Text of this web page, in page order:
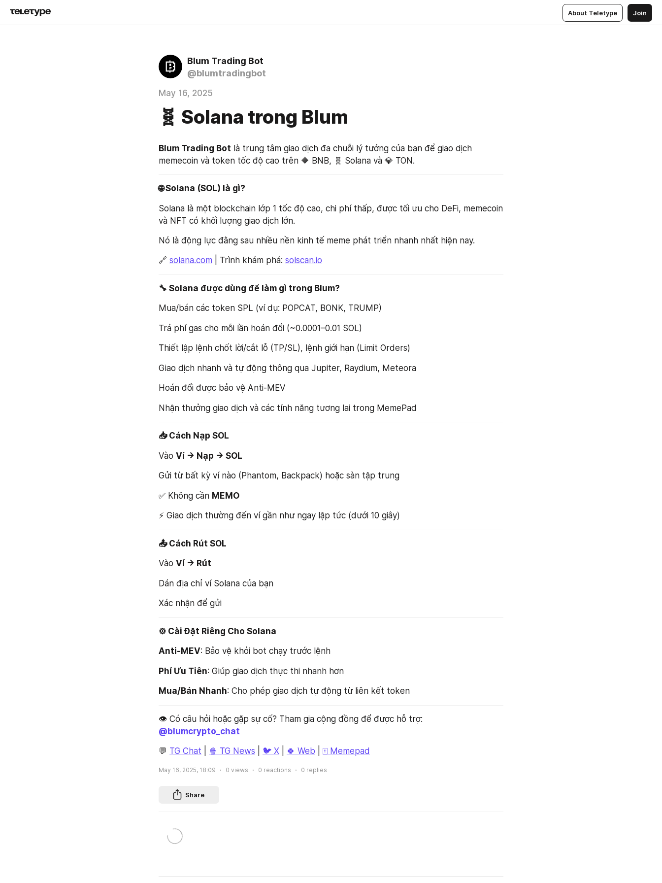
About Teletype Join
Blum Trading Bot
@blumtradingbot
May 16, 2025
🧬 Solana trong Blum
Blum Trading Bot là trung tâm giao dịch đa chuỗi lý tưởng của bạn để giao dịch
memecoin và token tốc độ cao trên 🔶 BNB, 🧬 Solana và 💎 TON.
🌐 Solana (SOL) là gì?
Solana là một blockchain lớp 1 tốc độ cao, chi phí thấp, được tối ưu cho DeFi, memecoin
và NFT có khối lượng giao dịch lớn.
Nó là động lực đằng sau nhiều nền kinh tế meme phát triển nhanh nhất hiện nay.
🔗 solana.com | Trình khám phá: solscan.io
🔧 Solana được dùng để làm gì trong Blum?
Mua/bán các token SPL (ví dụ: POPCAT, BONK, TRUMP)
Trả phí gas cho mỗi lần hoán đổi (~0.0001–0.01 SOL)
Thiết lập lệnh chốt lời/cắt lỗ (TP/SL), lệnh giới hạn (Limit Orders)
Giao dịch nhanh và tự động thông qua Jupiter, Raydium, Meteora
Hoán đổi được bảo vệ Anti-MEV
Nhận thưởng giao dịch và các tính năng tương lai trong MemePad
📥 Cách Nạp SOL
Vào Ví → Nạp → SOL
Gửi từ bất kỳ ví nào (Phantom, Backpack) hoặc sàn tập trung
✅ Không cần MEMO
⚡ Giao dịch thường đến ví gần như ngay lập tức (dưới 10 giây)
📤 Cách Rút SOL
Vào Ví → Rút
Dán địa chỉ ví Solana của bạn
Xác nhận để gửi
⚙️ Cài Đặt Riêng Cho Solana
Anti-MEV: Bảo vệ khỏi bot chạy trước lệnh
Phí Ưu Tiên: Giúp giao dịch thực thi nhanh hơn
Mua/Bán Nhanh: Cho phép giao dịch tự động từ liên kết token
@blumcrypto_chat
💬 TG Chat 🍿 TG News 🐦 X 🍀 Web 🀄 Memepad
May 16, 2025, 18:09 0 views 0 reactions 0 replies
Share